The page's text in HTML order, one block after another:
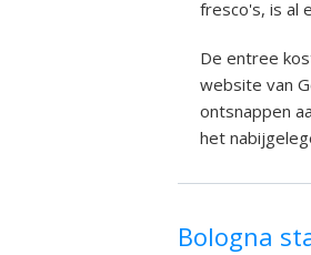
fresco's, is al
De entree
website van
ontsnappen
het
Bologna